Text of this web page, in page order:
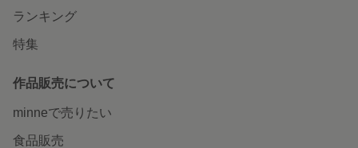
ランキング
特集
作品販売について
minneで売りたい
食品販売